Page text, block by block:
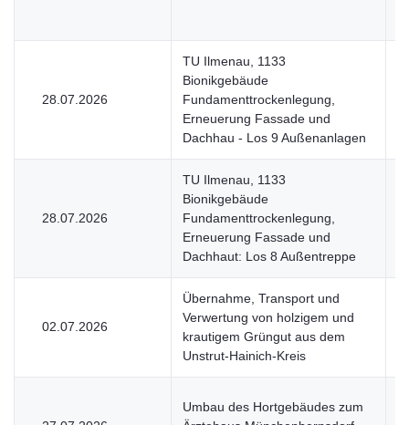
28.07.2026
TU Ilmenau, 1133
Bionikgebäude
Fundamenttrockenlegung,
Erneuerung Fassade und
Dachhau - Los 9 Außenanlagen
28.07.2026
TU Ilmenau, 1133
Bionikgebäude
Fundamenttrockenlegung,
Erneuerung Fassade und
Dachhaut: Los 8 Außentreppe
02.07.2026
Übernahme, Transport und
Verwertung von holzigem und
krautigem Grüngut aus dem
Unstrut-Hainich-Kreis
Umbau des Hortgebäudes zum